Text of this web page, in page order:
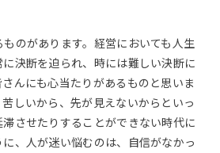
のがあります。経営においても人生
決断を迫られ、時には難しい決断に
んにも心当たりがあるものと思いま
しいから、先が見えないからといっ
させたりすることができない時代に
、人が迷い悩むのは、自信がなかっ